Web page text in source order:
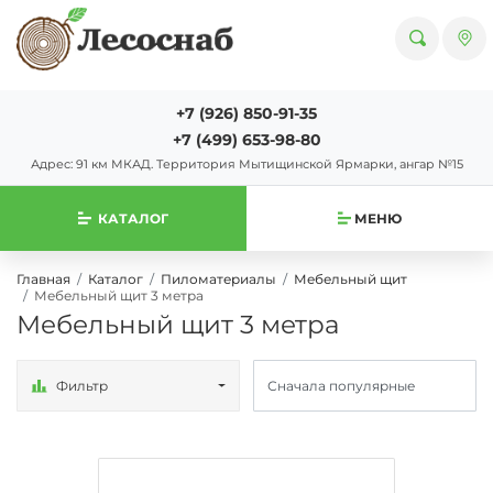
+7 (926) 850-91-35
+7 (499) 653-98-80
Адрес: 91 км МКАД. Территория Мытищинской Ярмарки, ангар №15
КАТАЛОГ МЕНЮ
Главная Каталог Пиломатериалы
Мебельный щит
Мебельный щит 3 метра
Мебельный щит 3 метра
Фильтр